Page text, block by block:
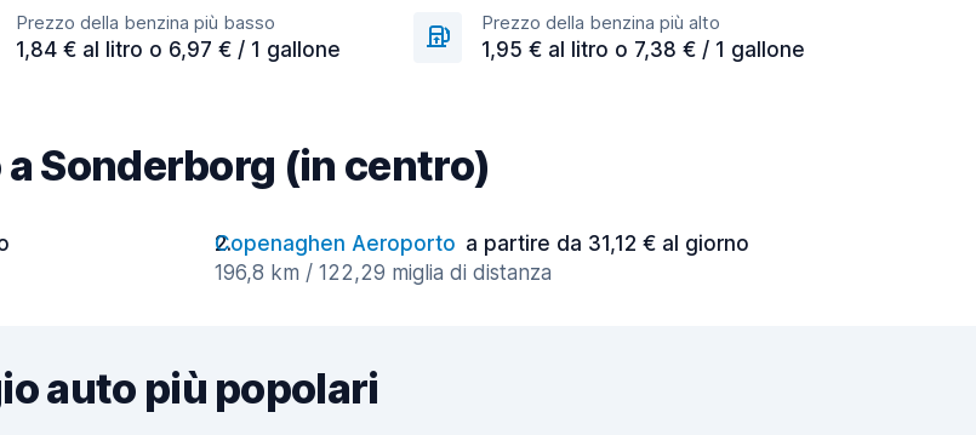
Prezzo della benzina più basso
1,84 € al litro o 6,97 € / 1 gallone
Prezzo della benzina più alto
1,95 € al litro o 7,38 € / 1 gallone
Sonderborg (in centro)
Copenaghen Aeroporto a partire da 31,12 € al giorno
196,8 km / 122,29 miglia di distanza
auto più popolari